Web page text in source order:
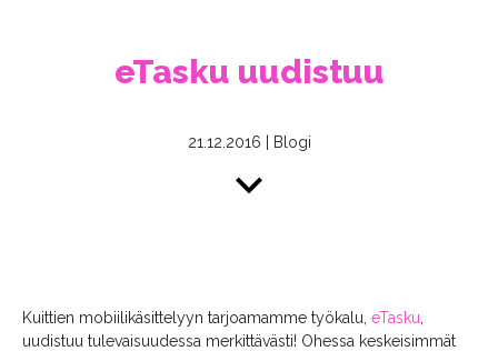
eTasku uudistuu
21.12.2016 Blogi
Kuittien mobiilikäsittelyyn tarjoamamme työkalu, eTasku
uudistuu tulevaisuudessa merkittävästi! Ohessa keskeisimmät